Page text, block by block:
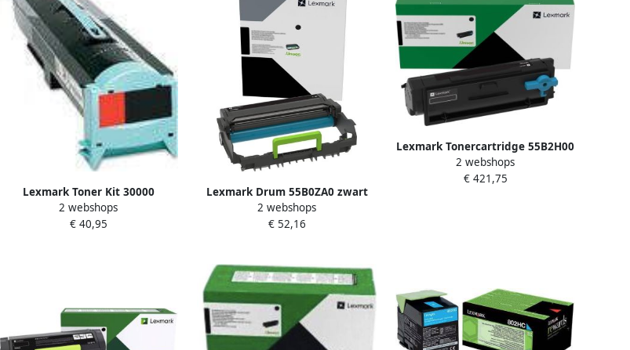
Lexmark Toner Kit 30000
pagina's W84020H
2 webshops
€ 40,95
Lexmark Drum 55B0ZA0 zwart
2 webshops
€ 52,16
Lexmark Tonercartridge 55B2H00
prebate zwart
2 webshops
€ 421,75